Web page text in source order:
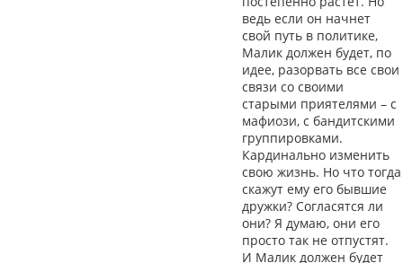
ведь если он начнет
свой путь в политике,
Малик должен будет, по
идее, разорвать все свои
связи со своими
старыми приятелями – с
мафиози, с бандитскими
группировками.
Кардинально изменить
свою жизнь. Но что тогда
скажут ему его бывшие
дружки? Согласятся ли
они? Я думаю, они его
просто так не отпустят.
И Малик должен будет